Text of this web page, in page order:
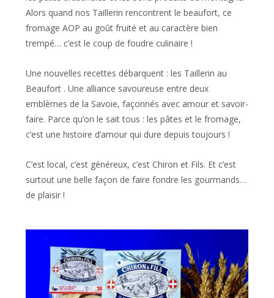
Alors quand nos Taillerin rencontrent le beaufort, ce
fromage AOP au goût fruité et au caractère bien
trempé… c’est le coup de foudre culinaire !
Une nouvelles recettes débarquent : les Taillerin au
Beaufort . Une alliance savoureuse entre deux
emblèmes de la Savoie, façonnés avec amour et savoir-
faire. Parce qu’on le sait tous : les pâtes et le fromage,
c’est une histoire d’amour qui dure depuis toujours !
C’est local, c’est généreux, c’est Chiron et Fils. Et c’est
surtout une belle façon de faire fondre les gourmands…
de plaisir !